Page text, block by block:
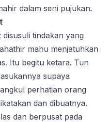
dalam seni pujukan.
tindakan yang
mahu menjatuhkan
Itu begitu ketara. Tun
supaya
perhatian orang
dan dibuatnya.
dan berpusat pada